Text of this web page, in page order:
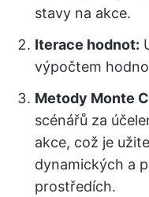
stavy na akce.
Iterace hodnot:
výpočtem
Metody Monte
scénářů za
akce, což je
dynamických a
prostředích.